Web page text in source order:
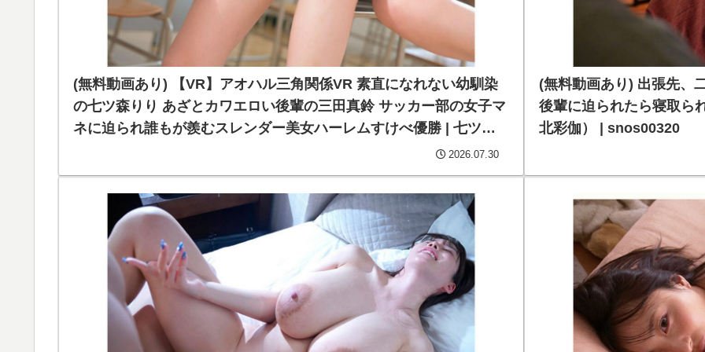
(無料動画あり) 【VR】アオハル三角関係VR 素直になれない幼馴染
の七ツ森りり あざとカワエロい後輩の三田真鈴 サッカー部の女子マ
ネに迫られ誰もが羨むスレンダー美女ハーレムすけべ優勝 | 七ツ森
2026.07.30
(無料動画あり) 出張先、
後輩に迫られたら寝取ら
北彩伽） | snos00320